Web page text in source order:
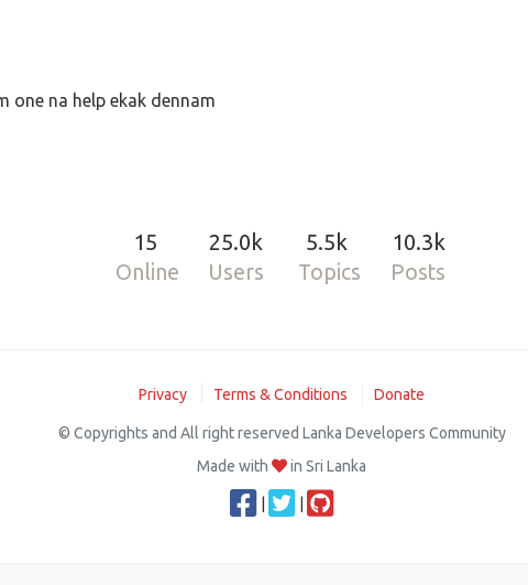
one na help ekak dennam
15
Online
25.0k
Users
5.5k
Topics
10.3k
Posts
Privacy Terms & Conditions Donate
© Copyrights and All right reserved Lanka Developers Community
Made with
in Sri Lanka